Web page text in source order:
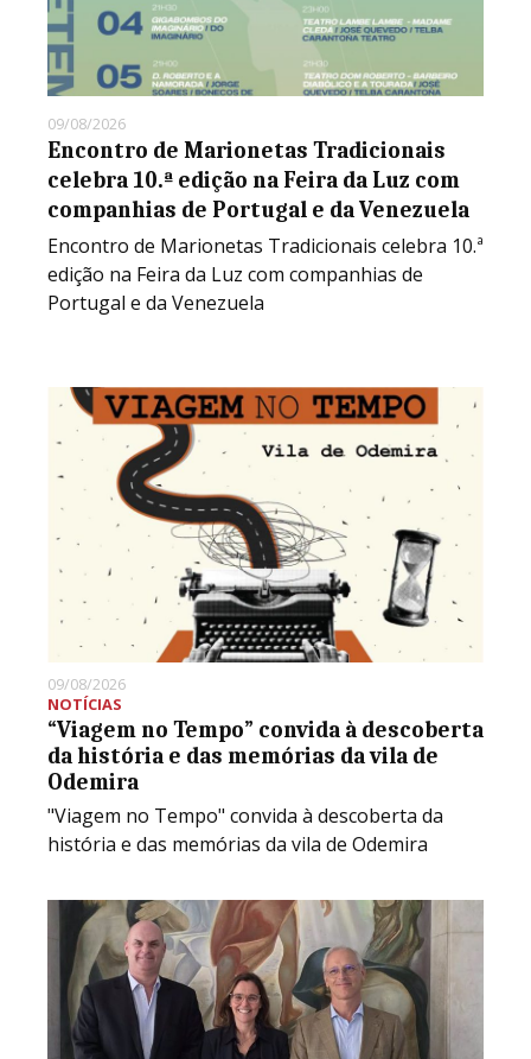
09/08/2026
Encontro de Marionetas Tradicionais
celebra 10.ª edição na Feira da Luz com
companhias de Portugal e da Venezuela
Encontro de Marionetas Tradicionais celebra 10.ª
edição na Feira da Luz com companhias de
Portugal e da Venezuela
09/08/2026
NOTÍCIAS
“Viagem no Tempo” convida à descoberta
da história e das memórias da vila de
Odemira
"Viagem no Tempo" convida à descoberta da
história e das memórias da vila de Odemira